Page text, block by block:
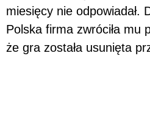
miesięcy nie odpowiadał.
Polska firma zwróciła mu
że gra została usunięta